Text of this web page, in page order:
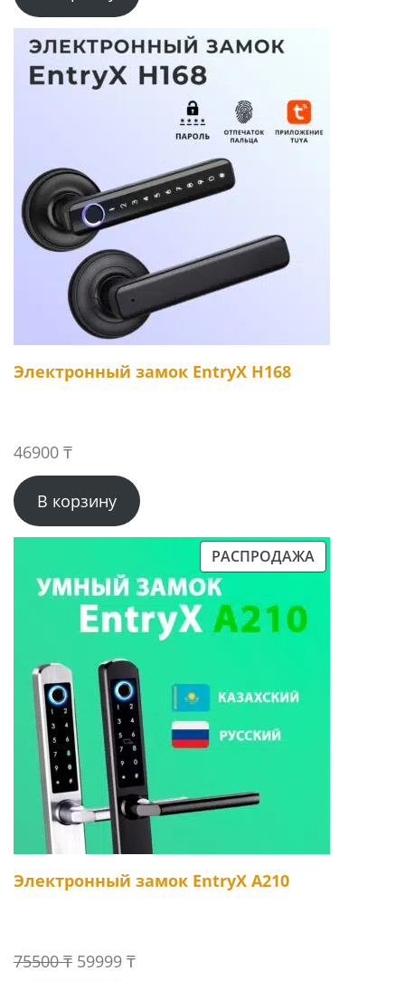
Электронный замок EntryX H168
46900 ₸
В корзину
РАСПРОДАЖА
ПРОДАВАЕМЫЙ
ТОВАР
Электронный замок EntryX A210
75500₸ Первоначальная
59999 ₸Текущая